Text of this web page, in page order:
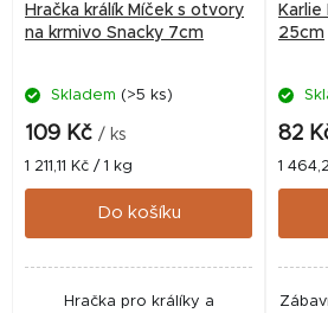
Hračka králík Míček s otvory
na krmivo Snacky 7cm
Skladem (>5 ks)
109 Kč / ks
Měrná
cena:
1 211,11 Kč / 1 kg
Do košíku
Hračka pro králíky a
25cm
82
Měrná
cena:
1